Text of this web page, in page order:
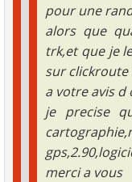
pour une
alors que
trk,et que je
sur
a votre avis d
je precise
merci a vous